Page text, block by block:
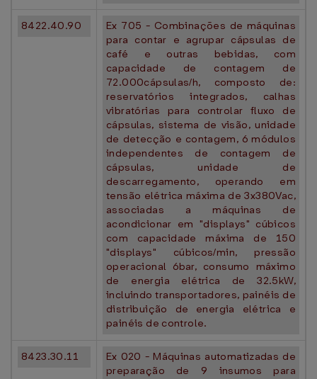
8422.40.90
Ex 705 - Combinações de máquinas
para contar e agrupar cápsulas de
café e outras bebidas, com
capacidade de contagem de
72.000cápsulas/h, composto de:
reservatórios integrados, calhas
vibratórias para controlar fluxo de
cápsulas, sistema de visão, unidade
de detecção e contagem, 6 módulos
independentes de contagem de
cápsulas, unidade de
descarregamento, operando em
tensão elétrica máxima de 3x380Vac,
associadas a máquinas de
acondicionar em "displays" cúbicos
com capacidade máxima de 150
"displays" cúbicos/min, pressão
operacional 6bar, consumo máximo
de energia elétrica de 32.5kW,
incluindo transportadores, painéis de
distribuição de energia elétrica e
painéis de controle.
8423.30.11
Ex 020 - Máquinas automatizadas de
preparação de 9 insumos para